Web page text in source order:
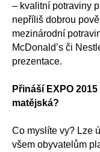
– kvalitní potraviny
nepříliš dobrou
mezinárodní
McDonald’s či
prezentace.
Přináší EXPO
matějská?
Co myslíte vy? Lze
všem obyvatelům